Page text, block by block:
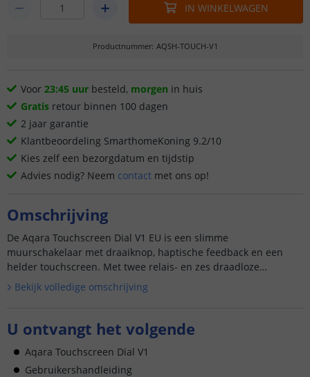
IN WINKELWAGEN
Productnummer: AQSH-TOUCH-V1
Voor 23:45 uur besteld, morgen in huis
Gratis retour binnen 100 dagen
2 jaar garantie
Klantbeoordeling SmarthomeKoning 9.2/10
Kies zelf een bezorgdatum en tijdstip
Advies nodig? Neem contact met ons op!
Omschrijving
De Aqara Touchscreen Dial V1 EU is een slimme
muurschakelaar met draaiknop, haptische feedback en een
helder touchscreen. Met twee relais- en zes draadloze
schakelaars biedt dit apparaat uitgebreide bediening van uw
slimme huis. Dankzij ...
Bekijk volledige omschrijving
U ontvangt het volgende
Aqara Touchscreen Dial V1
Gebruikershandleiding